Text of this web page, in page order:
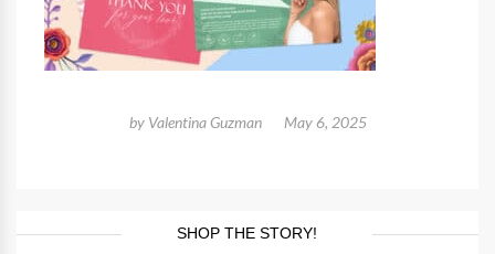
by Valentina Guzman May 6, 2025
SHOP THE STORY!